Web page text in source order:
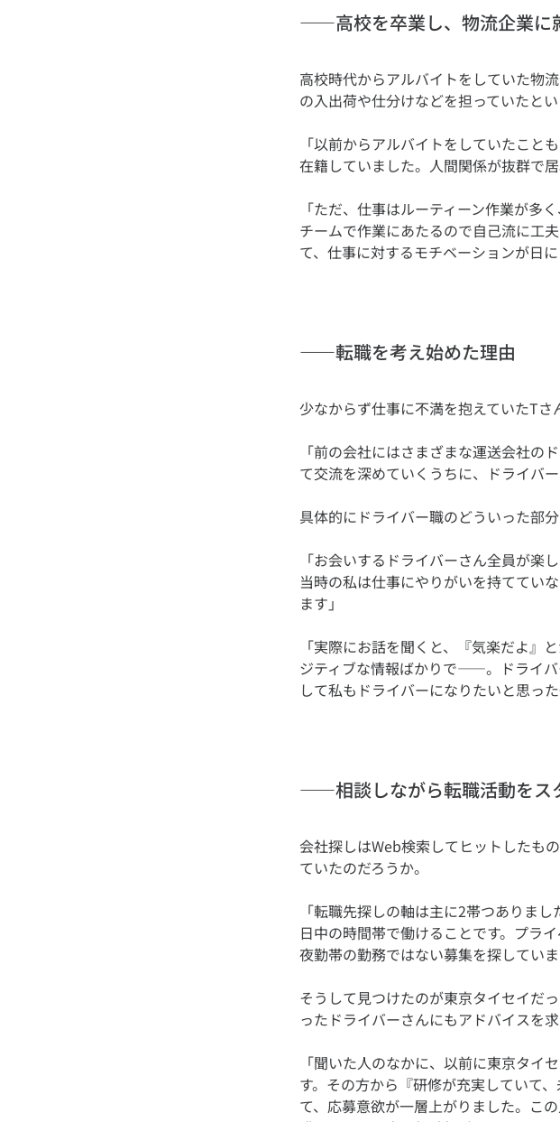
——高校を卒業し、物流企業に
高校時代からアルバイトをしていた物
「以前からアルバイトをしていたこと
「ただ、仕事はルーティーン作業が多
チームで作業にあたるので自己流に工
——転職を考え始めた理由
「前の会社にはさまざまな運送会社の
「お会いするドライバーさん全員が楽
当時の私は仕事にやりがいを持ててい
「実際にお話を聞くと、『気楽だよ』
ジティブな情報ばかりで——。ドライ
——相談しながら転職活動をス
会社探しはWeb検索してヒットしたも
「転職先探しの軸は主に2帯つありま
日中の時間帯で働けることです。プラ
そうして見つけたのが東京タイセイだ
「聞いた人のなかに、以前に東京タイ
す。その方から『研修が充実していて
て、応募意欲が一層上がりました。こ